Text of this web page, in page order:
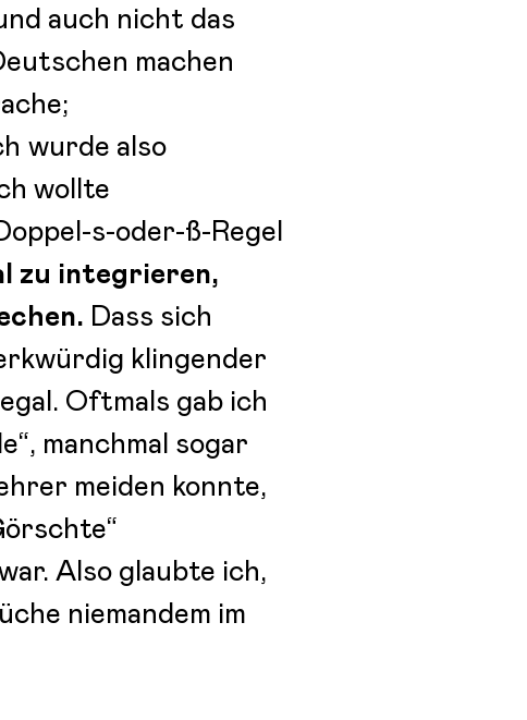
auch nicht das
machen
wurde also
wollte
s-oder-ß-Regel
zu integrieren,
Dass sich
klingender
Oftmals gab ich
manchmal sogar
meiden konnte,
Also glaubte ich,
niemandem im